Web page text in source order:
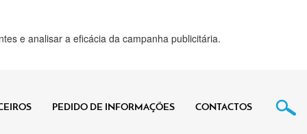
e analisar a eficácia da campanha publicitária.
PEDIDO DE INFORMAÇÕES CONTACTOS